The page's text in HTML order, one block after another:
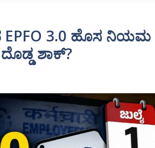
EPFO 3.0 ಹೊಸ ನಿಯಮ
ಶಾಕ್?